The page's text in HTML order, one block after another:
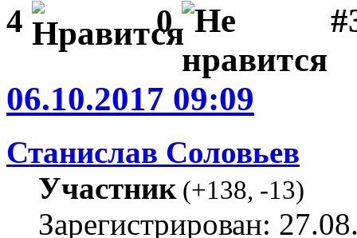
4 0
06.10.2017 09:09
Станислав Соловьев
Участник(+138, -13)
Зарегистрирован: